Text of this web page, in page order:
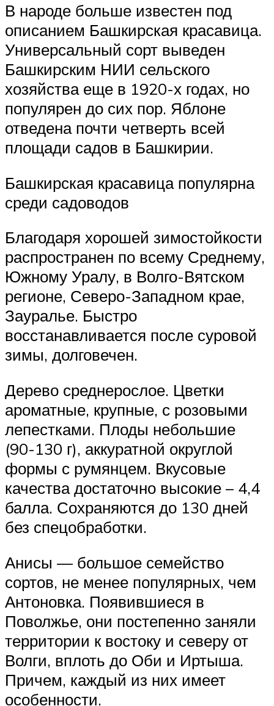
В народе больше известен под
описанием Башкирская красавица.
Универсальный сорт выведен
Башкирским НИИ сельского
хозяйства еще в 1920-х годах, но
популярен до сих пор. Яблоне
отведена почти четверть всей
площади садов в Башкирии.
Башкирская красавица популярна
среди садоводов
Благодаря хорошей зимостойкости
распространен по всему Среднему,
Южному Уралу, в Волго-Вятском
регионе, Северо-Западном крае,
Зауралье. Быстро
восстанавливается после суровой
зимы, долговечен.
Дерево среднерослое. Цветки
ароматные, крупные, с розовыми
лепестками. Плоды небольшие
(90-130 г), аккуратной округлой
формы с румянцем. Вкусовые
качества достаточно высокие – 4,4
балла. Сохраняются до 130 дней
без спецобработки.
Анисы — большое семейство
сортов, не менее популярных, чем
Антоновка. Появившиеся в
Поволжье, они постепенно заняли
территории к востоку и северу от
Волги, вплоть до Оби и Иртыша.
Причем, каждый из них имеет
особенности.